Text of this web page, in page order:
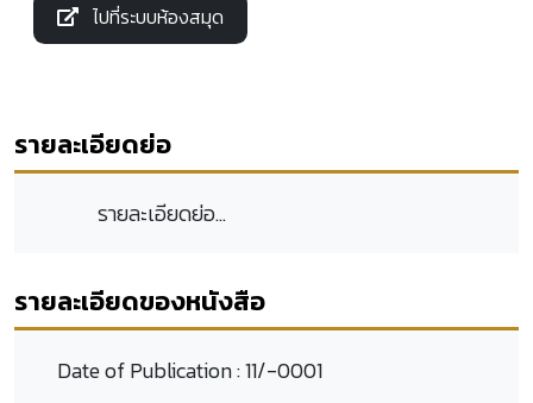
ไปที่ระบบห้องสมุด
รายละเอียดย่อ
รายละเอียดย่อ...
รายละเอียดของหนังสือ
Date of Publication :11/-0001